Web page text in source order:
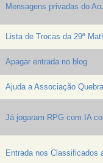
Mensagens privadas do
Lista de Trocas da 29ª
Apagar entrada no blog
Ajuda a Associação
Já jogaram RPG com IA
Entrada nos Classificados